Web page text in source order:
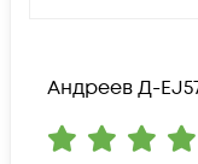
Андреев Д-